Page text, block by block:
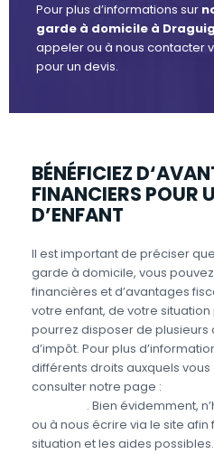
Pour plus d’informations sur
garde à domicile à
appeler ou à nous contacter
pour un devis.
BÉNÉFICIEZ
FINANCIERS POUR
D’ENFANT
Il est important de préciser
garde à domicile, vous
financières et d’avantages
votre enfant, de votre
pourrez disposer de
d’impôt. Pour plus
différents droits auxquels
consulter notre page :
. Bien évidemment,
ou à nous écrire via le site
situation et les aides possibles.